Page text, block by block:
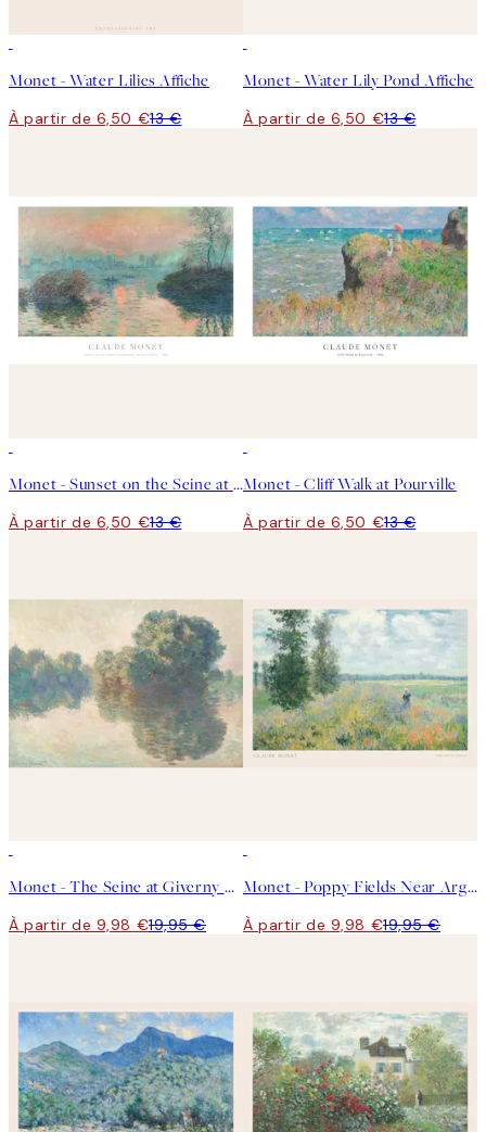
Monet - Water Lilies Affiche
À partir de 6,50 €13 €
Monet - Water Lily Pond Affiche
À partir de 6,50 €13 €
Monet - Sunset on the Seine at Lavacourt, Winter Effect Affiche
À partir de 6,50 €13 €
Monet - Cliff Walk at Pourville
À partir de 6,50 €13 €
Monet - The Seine at Giverny Landscape Affiche
À partir de 9,98 €19,95 €
Monet - Poppy Fields Near Argenteuil Landscape Affiche
À partir de 9,98 €19,95 €